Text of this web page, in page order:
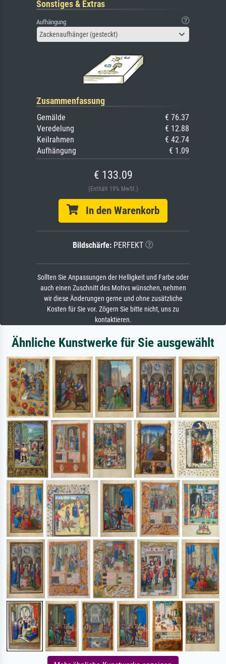
Sonstiges & Extras
Aufhängung
Zackenaufhänger (gesteckt)
Zusammenfassung
Gemälde
€ 76.37
Veredelung
€ 12.88
Keilrahmen
€ 42.74
Aufhängung
€ 1.09
€ 133.09
(Enthält 19% MwSt.)
In den Warenkorb
Bildschärfe: PERFEKT
Sollten Sie Anpassungen der Helligkeit und Farbe oder
auch einen Zuschnitt des Motivs wünschen, nehmen
wir diese Änderungen gerne und ohne zusätzliche
Kosten für Sie vor. Zögern Sie bitte nicht, uns zu
kontaktieren.
Ähnliche Kunstwerke für Sie ausgewählt